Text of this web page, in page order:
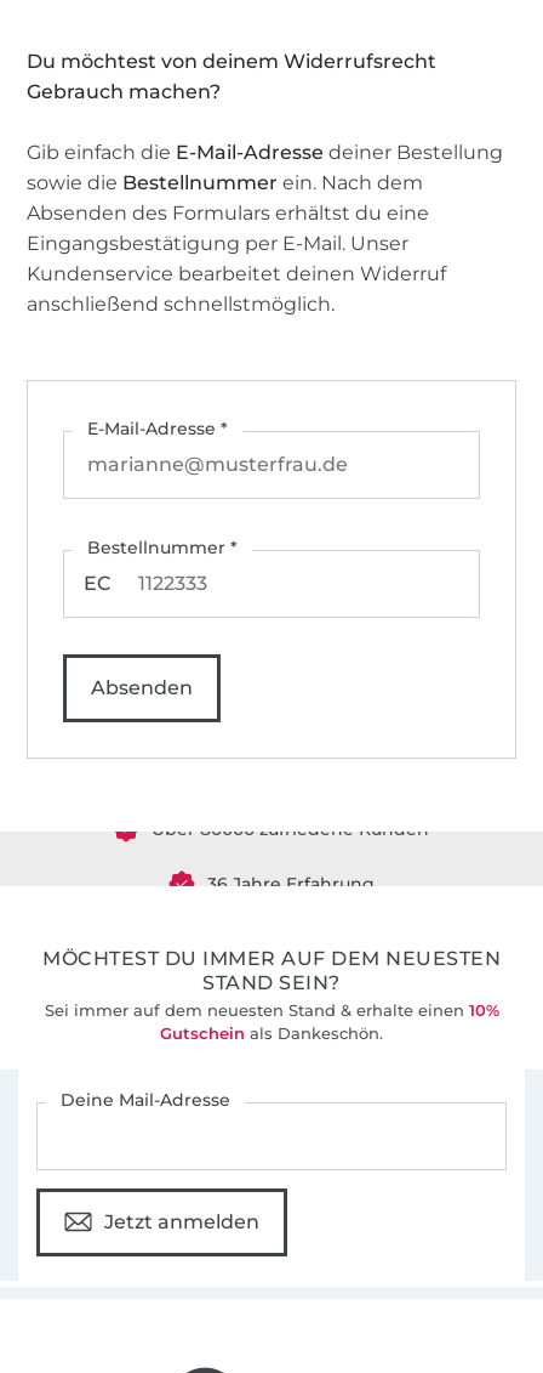
Du möchtest von deinem Widerrufsrecht
Gebrauch machen?
Gib einfach die E-Mail-Adresse deiner Bestellung
sowie die Bestellnummer ein. Nach dem
Absenden des Formulars erhältst du eine
Eingangsbestätigung per E-Mail. Unser
Kundenservice bearbeitet deinen Widerruf
anschließend schnellstmöglich.
E-Mail-Adresse *
Bestellnummer *
EC
Absenden
Über 1.8 Millionen Meter Stoff versandfertig
MÖCHTEST DU IMMER AUF DEM NEUESTEN
STAND SEIN?
Sei immer auf dem neuesten Stand & erhalte einen 10%
Gutschein als Dankeschön.
Deine Mail-Adresse
Jetzt anmelden